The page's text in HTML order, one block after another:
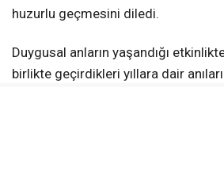
huzurlu geçmesini diledi.
Duygusal anların yaşandığı
birlikte geçirdikleri yıllara dair